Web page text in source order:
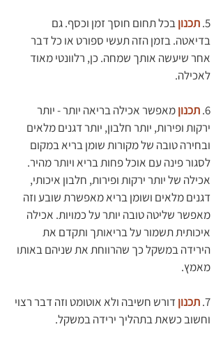
5. תכנון בכל תחום חוסך זמן וכסף. גם
בדיאטה. בזמן הזה תעשי ספורט או כל דבר
אחר שיעשה אותך שמחה. כן, רלוונטי מאוד
לאכילה.
6. תכנון מאפשר אכילה בריאה יותר - יותר
ירקות ופירות, יותר חלבון, יותר דגנים מלאים
ובחירה טובה של מקורות שומן בריא במקום
לסגור פינה עם אוכל פחות בריא ויותר מהיר.
אכילה של יותר ירקות ופירות, חלבון איכותי,
דגנים מלאים ושומן בריא מאפשרת שובע וזה
מאפשר שליטה טובה יותר על כמויות. אכילה
איכותית תשמור על בריאותך ותקדם את
הירידה במשקל כך שהרווחת את שניהם באותו
מאמץ.
7. תכנון דורש חשיבה ולא אוטומט וזה דבר רצוי
וחשוב כשאת בתהליך ירידה במשקל.